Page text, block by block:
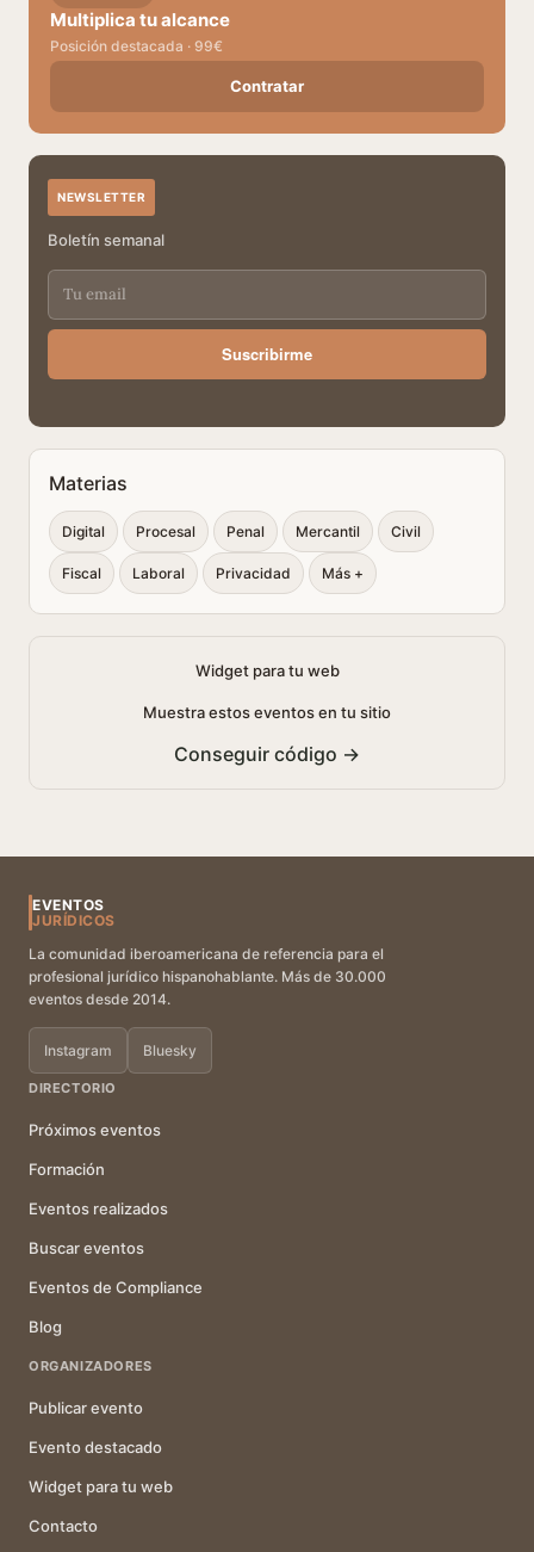
Multiplica tu alcance
Posición destacada · 99€
Contratar
NEWSLETTER
Boletín semanal
Suscribirme
Materias
Digital Procesal Penal Mercantil Civil
Fiscal Laboral Privacidad Más +
Widget para tu web
Muestra estos eventos en tu sitio
Conseguir código →
EVENTOS
JURÍDICOS
La comunidad iberoamericana de referencia para el
profesional jurídico hispanohablante. Más de 30.000
eventos desde 2014.
Instagram Bluesky
DIRECTORIO
Próximos eventos
Formación
Eventos realizados
Buscar eventos
Eventos de Compliance
Blog
ORGANIZADORES
Publicar evento
Evento destacado
Widget para tu web
Contacto